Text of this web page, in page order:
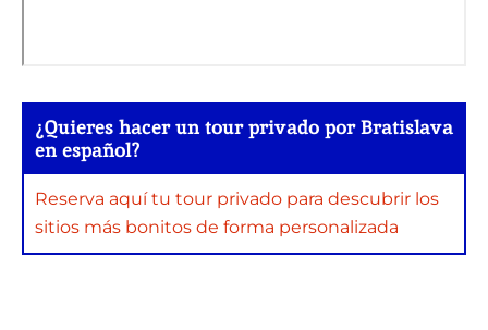
¿Quieres hacer un tour privado por Bratislava
en español?
Reserva aquí tu tour privado para descubrir los
sitios más bonitos de forma personalizada